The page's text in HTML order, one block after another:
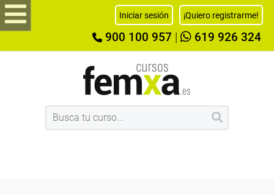
Iniciar sesión ¡Quiero registrarme!
900 100 957 619 926 324